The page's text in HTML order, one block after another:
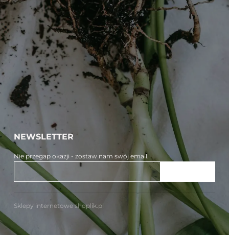
NEWSLETTER
Nie przegap okazji - zostaw nam swój email.
Sklepy internetowe shoplik.pl